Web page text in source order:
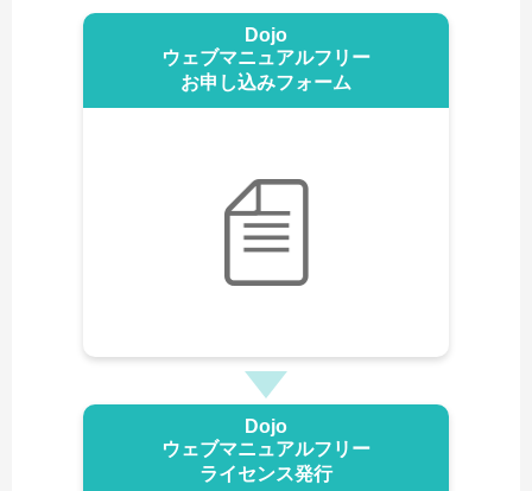
Dojo
ウェブマニュアルフリー
お申し込みフォーム
Dojo
ウェブマニュアルフリー
ライセンス発行